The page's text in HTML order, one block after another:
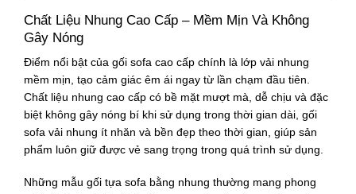
Chất Liệu Nhung Cao Cấp – Mềm Mịn Và Không
Gây Nóng
Điểm nổi bật của gối sofa cao cấp chính là lớp vải nhung
mềm mịn, tạo cảm giác êm ái ngay từ lần chạm đầu tiên.
Chất liệu nhung cao cấp có bề mặt mượt mà, dễ chịu và đặc
biệt không gây nóng bí khi sử dụng trong thời gian dài, gối
sofa vải nhung ít nhăn và bền đẹp theo thời gian, giúp sản
phẩm luôn giữ được vẻ sang trọng trong quá trình sử dụng.
Những mẫu gối tựa sofa bằng nhung thường mang phong